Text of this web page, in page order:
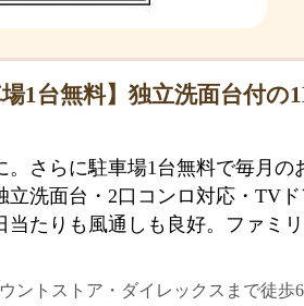
1台無料】独立洗面台付
さらに駐車場1台無料で毎月の
洗面台・2口コンロ対応・TV
たりも風通しも良好。ファミ
ントストア・ダイレックスまで徒歩